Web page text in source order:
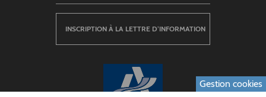
INSCRIPTION À LA LETTRE D’INFORMATION
Gestion cookies